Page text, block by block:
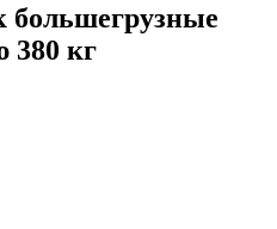
большегрузные
380 кг